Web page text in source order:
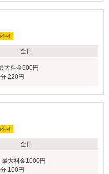
不可
全日
大料金600円
220円
不可
全日
大料金1000円
100円